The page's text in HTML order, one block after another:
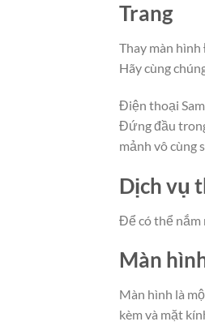
Trang
Thay màn hình
Hãy cùng
Điện thoại
Đứng đầu
mảnh vô cùng
Dịch vụ
Để có thể nắm
Màn
Màn hình là
kèm và mặt